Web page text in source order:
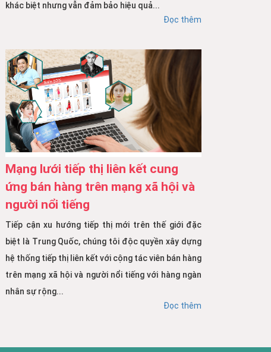
khác biệt nhưng vẫn đảm bảo hiệu quả...
Đọc thêm
Mạng lưới tiếp thị liên kết cung
ứng bán hàng trên mạng xã hội và
người nổi tiếng
Tiếp cận xu hướng tiếp thị mới trên thế giới đặc
biệt là Trung Quốc, chúng tôi độc quyền xây dựng
hệ thống tiếp thị liên kết với cộng tác viên bán hàng
trên mạng xã hội và người nổi tiếng với hàng ngàn
nhân sự rộng...
Đọc thêm